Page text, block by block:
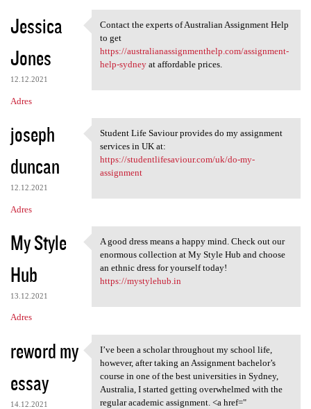
z
e
Jessica
Jones
12.12.2021
Adres
Contact the experts of
Contact the experts of Australian Assignment Help
to get
https://australianassignmenthelp.com/assignment-
help-sydneyat affordable prices.
joseph
duncan
12.12.2021
Adres
Student Life Saviour provides
Student Life Saviour provides do my assignment
services in UK at:
https://studentlifesaviour.com/uk/do-my-
assignment
My Style
Hub
13.12.2021
Adres
A good dress means a happy
A good dress means a happy mind. Check out our
enormous collection at My Style Hub and choose
an ethnic dress for yourself today!
https://mystylehub.in
reword my
essay
14.12.2021
I’ve been a scholar
I’ve been a scholar throughout my school life,
however, after taking an Assignment bachelor’s
course in one of the best universities in Sydney,
Australia, I started getting overwhelmed with the
regular academic assignment. <a href="